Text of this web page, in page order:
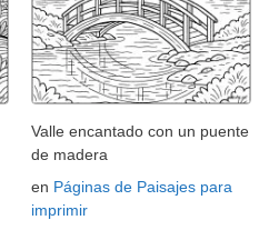
Valle encantado con un puente
de madera
en Páginas de Paisajes para
imprimir